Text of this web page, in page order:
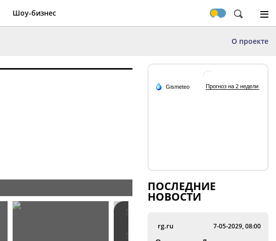
Шоу-бизнес
О проекте
ПОСЛЕДНИЕ
НОВОСТИ
rg.ru 7-05-2029, 08:00